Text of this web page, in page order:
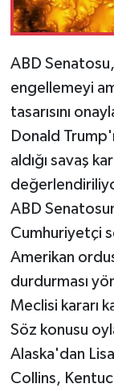
ABD
engellemeyi
tasarısını
Donald
aldığı savaş
ABD
Cumhuriyetçi
Amerikan
durdurması
Meclisi kararı
Söz konusu
Alaska'dan
Collins,